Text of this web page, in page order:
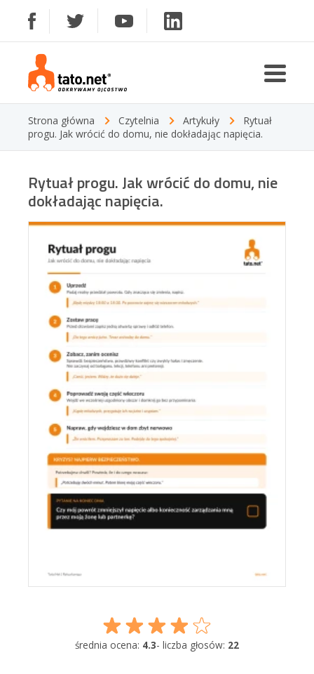
Strona główna Czytelnia Artykuły
Rytuał
progu. Jak wrócić do domu, nie dokładając napięcia.
Rytuał progu. Jak wrócić do domu, nie
dokładając napięcia.
średnia ocena: 4.3- liczba głosów: 22